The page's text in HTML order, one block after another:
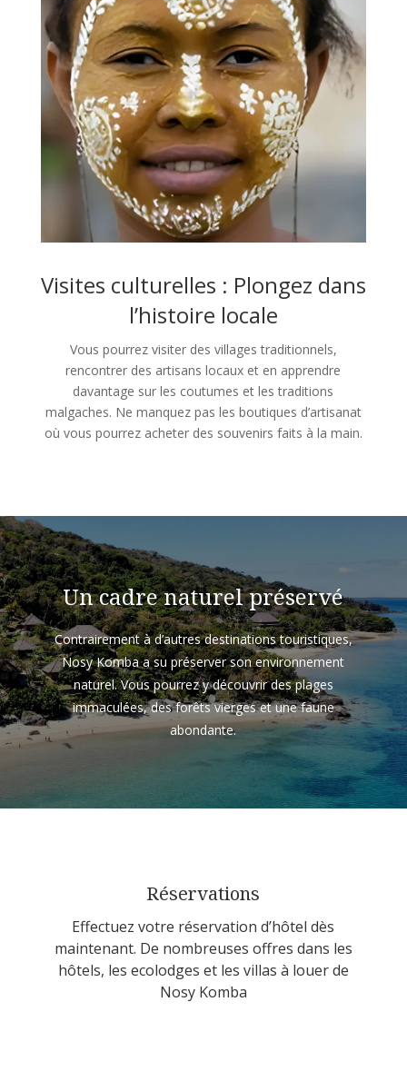
Visites culturelles : Plongez dans
l’histoire locale
Vous pourrez visiter des villages traditionnels,
rencontrer des artisans locaux et en apprendre
davantage sur les coutumes et les traditions
malgaches. Ne manquez pas les boutiques d’artisanat
où vous pourrez acheter des souvenirs faits à la main.
Un cadre naturel préservé
Contrairement à d’autres destinations touristiques,
Nosy Komba a su préserver son environnement
naturel. Vous pourrez y découvrir des plages
immaculées, des forêts vierges et une faune
abondante.
Réservations
Effectuez votre réservation d’hôtel dès
maintenant. De nombreuses offres dans les
hôtels, les ecolodges et les villas à louer de
Nosy Komba